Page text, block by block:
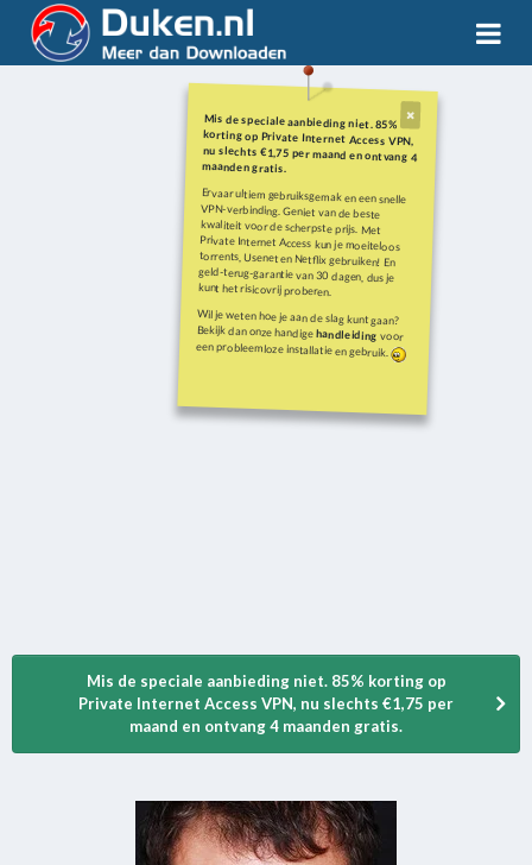
Mis de speciale aanbieding niet. 85%
korting op Private Internet Access VPN,
nu slechts €1,75 per maand en ontvang 4
maanden gratis.
Ervaar ultiem gebruiksgemak en een snelle
VPN-verbinding. Geniet van de beste
kwaliteit voor de scherpste prijs. Met
Private Internet Access kun je moeiteloos
torrents, Usenet en Netflix gebruiken! En
geld-terug-garantie van 30 dagen, dus je
kunt het risicovrij proberen.
Wil je weten hoe je aan de slag kunt gaan?
Bekijk dan onze handigehandleiding voor
een probleemloze installatie en gebruik.
Mis de speciale aanbieding niet. 85% korting op
Private Internet Access VPN, nu slechts €1,75 per
maand en ontvang 4 maanden gratis.